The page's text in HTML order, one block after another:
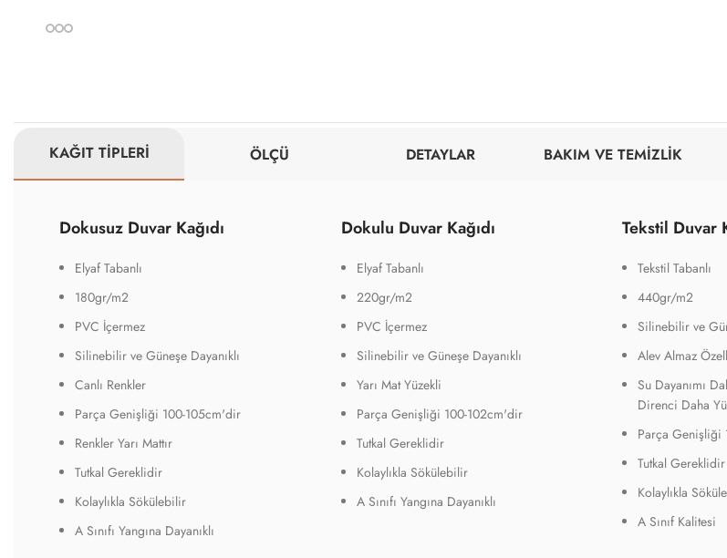
KAĞIT TİPLERİ ÖLÇÜ DETAYLAR BAKIM VE TEMİZLİK
Dokusuz Duvar Kağıdı
Elyaf Tabanlı
180gr/m2
PVC İçermez
Silinebilir ve Güneşe Dayanıklı
Canlı Renkler
Parça Genişliği 100-105cm'dir
Renkler Yarı Mattır
Tutkal Gereklidir
Kolaylıkla Sökülebilir
A Sınıfı Yangına Dayanıklı
Dokulu Duvar Kağıdı
Elyaf Tabanlı
220gr/m2
PVC İçermez
Silinebilir ve Güneşe Dayanıklı
Yarı Mat Yüzekli
Parça Genişliği 100-102cm'dir
Tutkal Gereklidir
Kolaylıkla Sökülebilir
A Sınıfı Yangına Dayanıklı
Tekstil Duvar
Tekstil Tabanlı
440gr/m2
Silinebilir ve
Alev Almaz
Su Dayanımı
Direnci Daha
Parça
Tutkal Gereklidir
Kolaylıkla
A Sınıf Kalitesi